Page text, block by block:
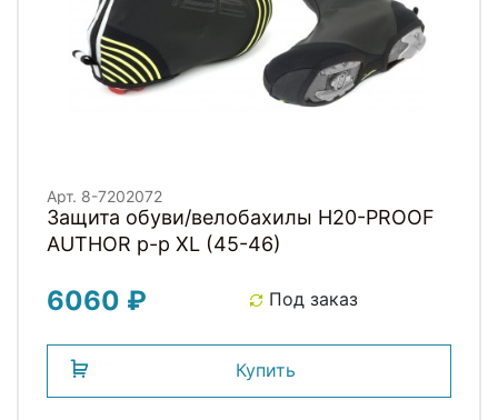
Арт. 8-7202072
Защита обуви/велобахилы H20-PROOF
AUTHOR р-р XL (45-46)
6060 ₽ Под заказ
Купить